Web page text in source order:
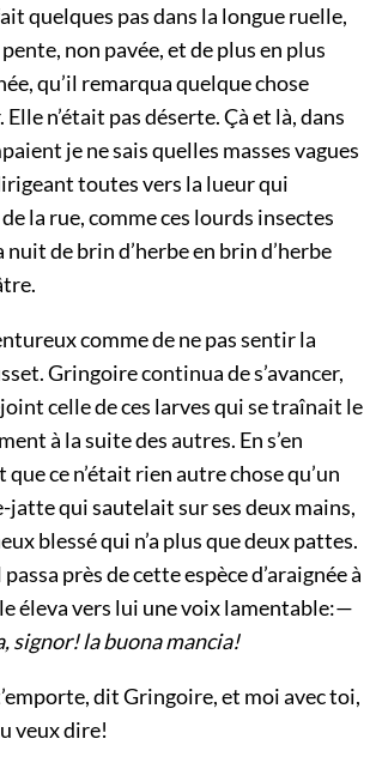
quelques pas dans la longue ruelle,
non pavée, et de plus en plus
qu’il remarqua quelque chose
Elle n’était pas déserte. Çà et là, dans
je ne sais quelles masses vagues
toutes vers la lueur qui
la rue, comme ces lourds insectes
de brin d’herbe en brin d’herbe
comme de ne pas sentir la
Gringoire continua de s’avancer,
celle de ces larves qui se traînait le
à la suite des autres. En s’en
ce n’était rien autre chose qu’un
jatte qui sautelait sur ses deux mains,
blessé qui n’a plus que deux pattes.
près de cette espèce d’araignée à
éleva vers lui une voix lamentable:—
signor! la buona mancia!
dit Gringoire, et moi avec toi,
veux dire!